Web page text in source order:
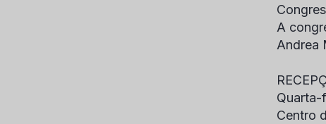
A
Andrea
Quarta-
Centro